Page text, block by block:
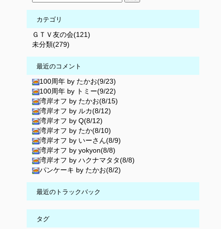
カテゴリ
ＧＴＶ友の会(121)
未分類(279)
最近のコメント
100周年 by たかお(9/23)
100周年 by トミー(9/22)
湾岸オフ by たかお(8/15)
湾岸オフ by ルカ(8/12)
湾岸オフ by Q(8/12)
湾岸オフ by たか(8/10)
湾岸オフ by いーさん(8/9)
湾岸オフ by yokyon(8/8)
湾岸オフ by ハクナマタタ(8/8)
パンケーキ by たかお(8/2)
最近のトラックバック
タグ